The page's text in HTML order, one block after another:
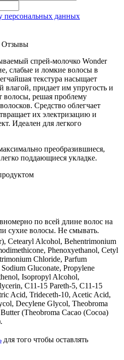
персональных данных
Отзывы
спрей-молочко Wonder
слабые и ломкие волосы в
текстура насыщает
влагой, придает им упругость и
волосы, решая проблему
Средство облегчает
их электризацию и
Идеален для легкого
преобразившиеся,
поддающиеся укладке.
по всей длине волос на
сухие волосы. Не смывать.
Cetearyl Alcohol, Behentrimonium
Phenoxyethanol, Cetyl
Chloride, Parfum
Gluconate, Propylene
Isopropyl Alcohol,
C11-15 Pareth-5, C11-15
Acid, Trideceth-10, Acetic Acid,
Decylene Glycol, Theobroma
(Theobroma Cacao (Cocoa)
для того чтобы оставлять